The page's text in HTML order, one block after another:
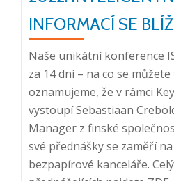
INFORMACÍ SE
Naše unikátní konference
za 14 dní – na co se
oznamujeme, že v rámci
vystoupí Sebastiaan
Manager z finské
své přednášky se zaměří
bezpapírové kanceláře.